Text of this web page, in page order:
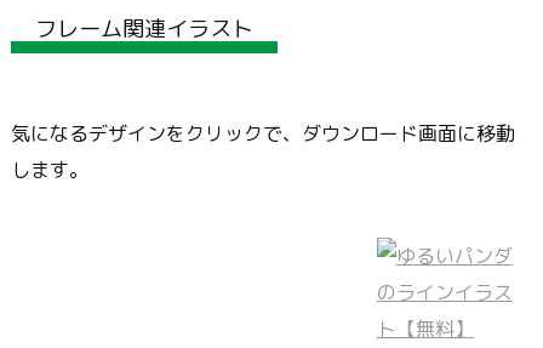
フレーム関連イラスト
気になるデザインをクリックで、ダウンロード画面に移動
します。